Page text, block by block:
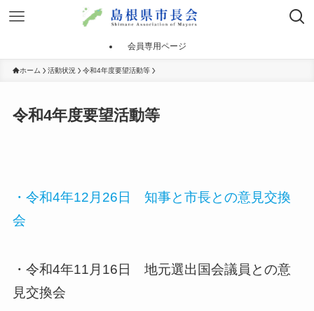
会員専用ページ
ホーム 活動状況 令和4年度要望活動等
令和4年度要望活動等
・令和4年12月26日 知事と市長との意見交換
会
・令和4年11月16日 地元選出国会議員との意
見交換会